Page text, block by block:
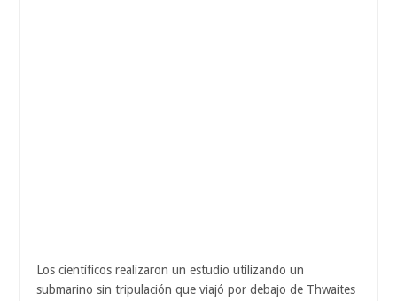
Los científicos realizaron un estudio utilizando un
submarino sin tripulación que viajó por debajo de Thwaites